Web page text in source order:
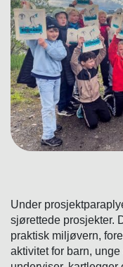
Under
sjørettede prosjekter.
praktisk miljøvern,
aktivitet for barn,